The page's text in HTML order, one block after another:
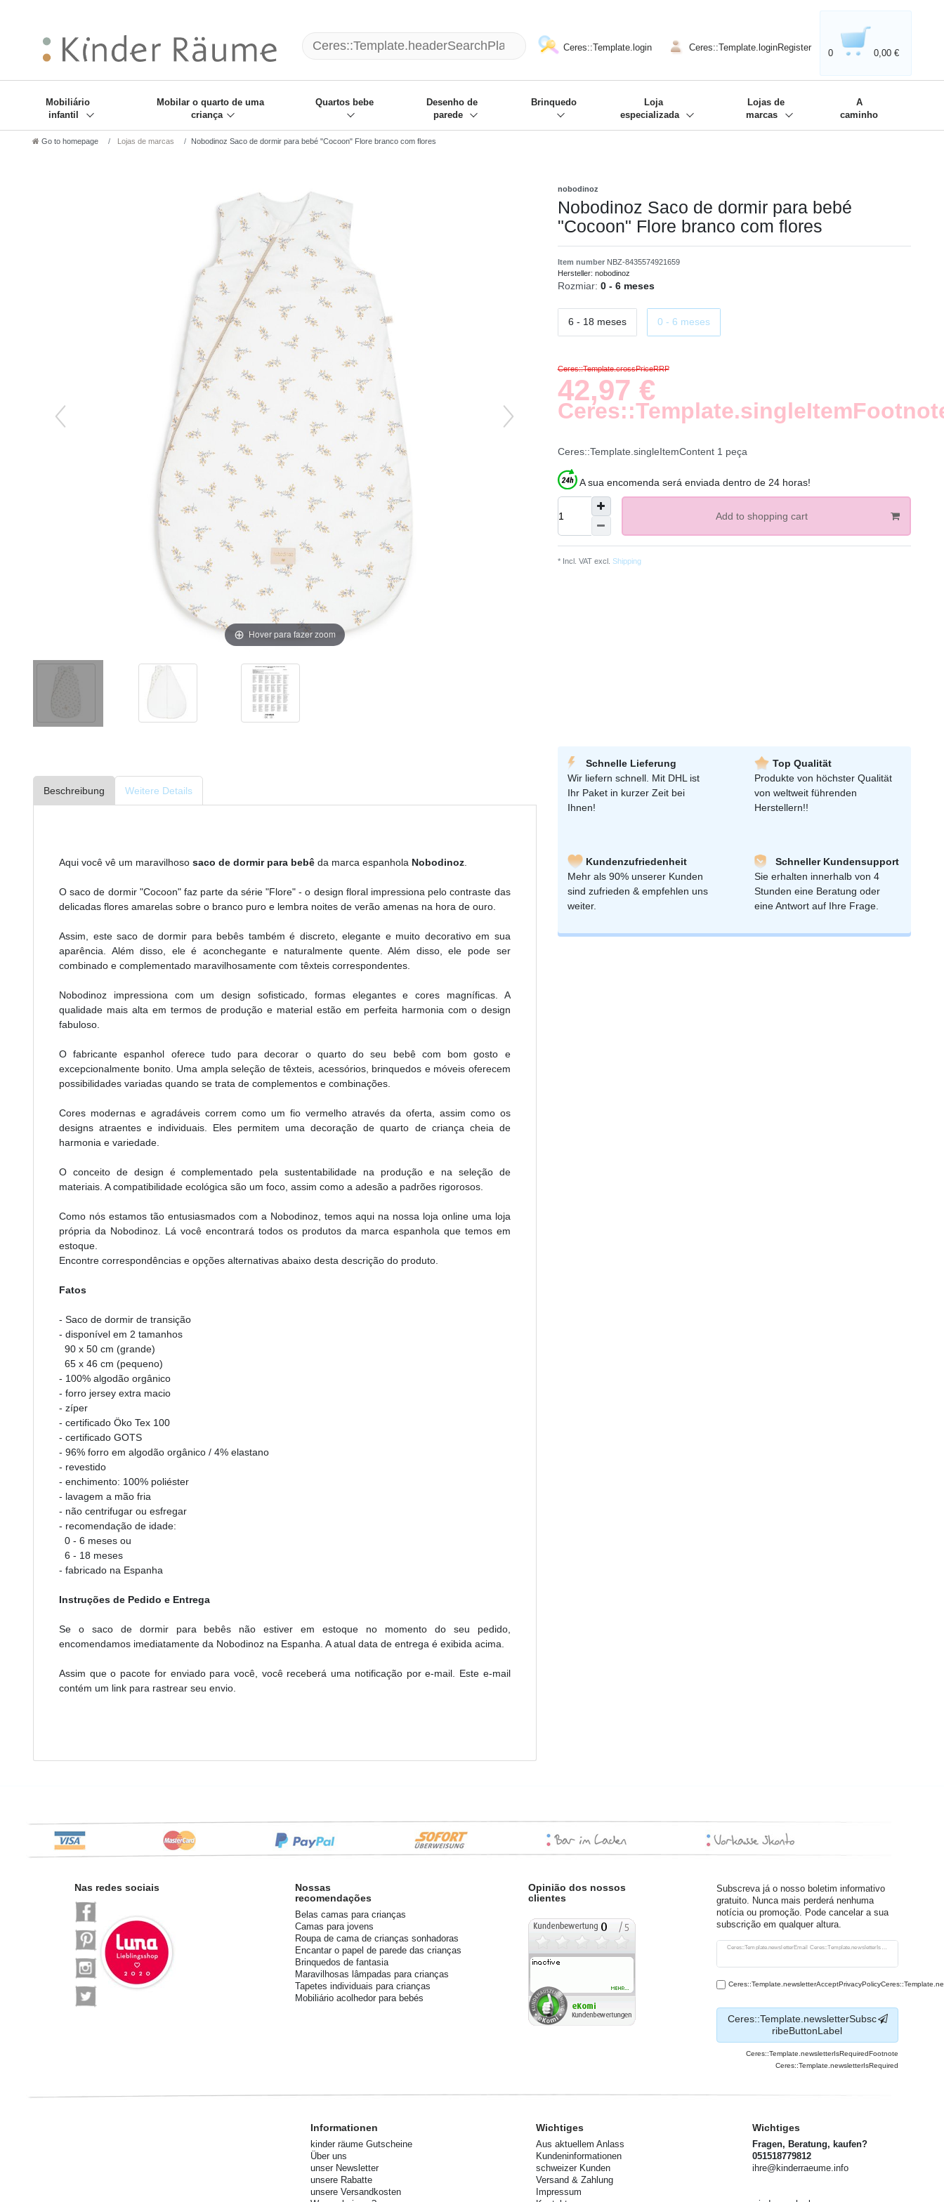
Ceres::Template.login Ceres::Template.loginRegister
0 0,00 €
Mobiliário
infantil
Mobilar o quarto de uma
criança
Quartos bebe
Desenho de
parede
Brinquedo
Loja
especializada
Lojas de
marcas
A
caminho
Go to homepage Lojas de marcas Nobodinoz Saco de dormir para bebé "Cocoon" Flore branco com flores
Hover para fazer zoom
nobodinoz
Nobodinoz Saco de dormir para bebé
"Cocoon" Flore branco com flores
Item number NBZ-8435574921659
Hersteller: nobodinoz
Rozmiar: 0 - 6 meses
6 - 18 meses 0 - 6 meses
Ceres::Template.crossPriceRRP
42,97 €
Ceres::Template.singleItemContent 1 peça
A sua encomenda será enviada dentro de 24 horas!
Add to shopping cart
* Incl. VAT excl. Shipping
Beschreibung Weitere Details
Aqui você vê um maravilhoso saco de dormir para bebê da marca espanhola Nobodinoz.
O saco de dormir "Cocoon" faz parte da série "Flore" - o design floral impressiona pelo contraste das
delicadas flores amarelas sobre o branco puro e lembra noites de verão amenas na hora de ouro.
Assim, este saco de dormir para bebês também é discreto, elegante e muito decorativo em sua
aparência. Além disso, ele é aconchegante e naturalmente quente. Além disso, ele pode ser
combinado e complementado maravilhosamente com têxteis correspondentes.
Nobodinoz impressiona com um design sofisticado, formas elegantes e cores magníficas. A
qualidade mais alta em termos de produção e material estão em perfeita harmonia com o design
fabuloso.
O fabricante espanhol oferece tudo para decorar o quarto do seu bebê com bom gosto e
excepcionalmente bonito. Uma ampla seleção de têxteis, acessórios, brinquedos e móveis oferecem
possibilidades variadas quando se trata de complementos e combinações.
Cores modernas e agradáveis ​​correm como um fio vermelho através da oferta, assim como os
designs atraentes e individuais. Eles permitem uma decoração de quarto de criança cheia de
harmonia e variedade.
O conceito de design é complementado pela sustentabilidade na produção e na seleção de
materiais. A compatibilidade ecológica são um foco, assim como a adesão a padrões rigorosos.
Como nós estamos tão entusiasmados com a Nobodinoz, temos aqui na nossa loja online uma loja
própria da Nobodinoz. Lá você encontrará todos os produtos da marca espanhola que temos em
estoque.
Encontre correspondências e opções alternativas abaixo desta descrição do produto.
Fatos
- Saco de dormir de transição
- disponível em 2 tamanhos
90 x 50 cm (grande)
65 x 46 cm (pequeno)
- 100% algodão orgânico
- forro jersey extra macio
- zíper
- certificado Öko Tex 100
- certificado GOTS
- 96% forro em algodão orgânico / 4% elastano
- revestido
- enchimento: 100% poliéster
- lavagem a mão fria
- não centrifugar ou esfregar
- recomendação de idade:
0 - 6 meses ou
6 - 18 meses
- fabricado na Espanha
Instruções de Pedido e Entrega
Se o saco de dormir para bebês não estiver em estoque no momento do seu pedido,
encomendamos imediatamente da Nobodinoz na Espanha. A atual data de entrega é exibida acima.
Assim que o pacote for enviado para você, você receberá uma notificação por e-mail. Este e-mail
contém um link para rastrear seu envio.
Schnelle Lieferung
Wir liefern schnell. Mit DHL ist
Ihr Paket in kurzer Zeit bei
Ihnen!
Top Qualität
Produkte von höchster Qualität
von weltweit führenden
Herstellern!!
Kundenzufriedenheit
Mehr als 90% unserer Kunden
sind zufrieden & empfehlen uns
weiter.
Schneller Kundensupport
Sie erhalten innerhalb von 4
Stunden eine Beratung oder
eine Antwort auf Ihre Frage.
Nas redes sociais
Nossas
recomendações
Belas camas para crianças
Camas para jovens
Roupa de cama de crianças sonhadoras
Encantar o papel de parede das crianças
Brinquedos de fantasia
Maravilhosas lâmpadas para crianças
Tapetes individuais para crianças
Mobiliário acolhedor para bebés
Opinião dos nossos
clientes
Subscreva já o nosso boletim informativo
gratuito. Nunca mais perderá nenhuma
notícia ou promoção. Pode cancelar a sua
subscrição em qualquer altura.
Ceres::Template.newsletterHoneypotLabel
Ceres::Template.newsletterSubsc
ribeButtonLabel
Ceres::Template.newsletterIsRequiredFootnote
Ceres::Template.newsletterIsRequired
Informationen
kinder räume Gutscheine
Über uns
unser Newsletter
unsere Rabatte
unsere Versandkosten
Wichtiges
Aus aktuellem Anlass
Kundeninformationen
schweizer Kunden
Versand & Zahlung
Impressum
Wichtiges
Fragen, Beratung, kaufen?
051518779812
ihre@kinderraeume.info